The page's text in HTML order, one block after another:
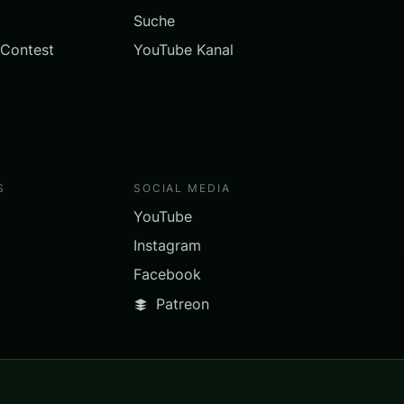
Suche
YouTube Kanal
SOCIAL MEDIA
YouTube
Instagram
Facebook
Patreon